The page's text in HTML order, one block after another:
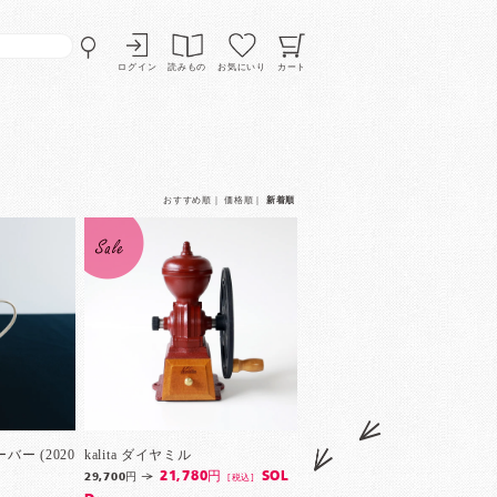
ログイン 読みもの お気にいり カート
おすすめ順 ｜価格順 新着順
バー (2020 kalita ダイヤミル
29,700円 21,780円 [税込]
SOL